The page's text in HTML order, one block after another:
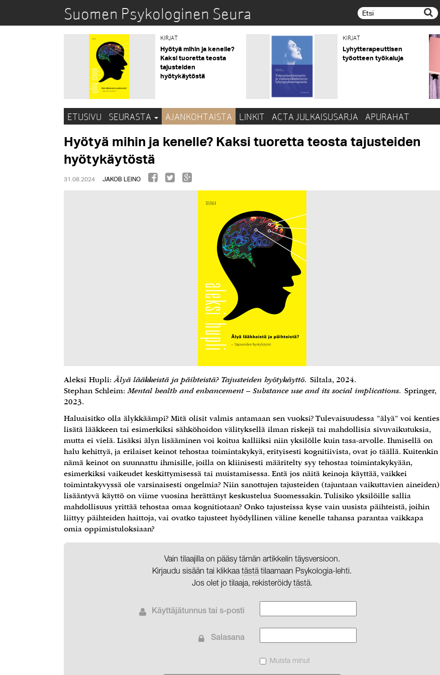
Etsi...
Suomen Psykologinen Seura
KIRJAT
Hyötyä mihin ja kenelle?
Kaksi tuoretta teosta
tajusteiden
hyötykäytöstä
KIRJAT
Lyhytterapeuttisen
työotteen työkaluja
ETUSIVU SEURASTA AJANKOHTAISTA LINKIT ACTA JULKAISUSARJA APURAHAT
Hyötyä mihin ja kenelle? Kaksi tuoretta teosta tajusteiden
hyötykäytöstä
31.08.2024 JAKOB LEINO
Aleksi Hupli:Älyä lääkkeistä ja päihteistä? Tajusteiden hyötykäyttö. Siltala, 2024.
Stephan Schleim:Mental health and enhancement – Substance use and its social implications. Springer,
2023.
Haluaisitko olla älykkäämpi? Mitä olisit valmis antamaan sen vuoksi? Tulevaisuudessa ”älyä” voi kenties
lisätä lääkkeen tai esimerkiksi sähköhoidon välityksellä ilman riskejä tai mahdollisia sivuvaikutuksia,
mutta ei vielä. Lisäksi älyn lisääminen voi koitua kalliiksi niin yksilölle kuin tasa-arvolle. Ihmisellä on
halu kehittyä, ja erilaiset keinot tehostaa toimintakykyä, erityisesti kognitiivista, ovat jo täällä. Kuitenkin
nämä keinot on suunnattu ihmisille, joilla on kliinisesti määritelty syy tehostaa toimintakykyään,
esimerkiksi vaikeudet keskittymisessä tai muistamisessa. Entä jos näitä keinoja käyttää, vaikkei
toimintakyvyssä ole varsinaisesti ongelmia? Niin sanottujen tajusteiden (tajuntaan vaikuttavien aineiden)
lisääntyvä käyttö on viime vuosina herättänyt keskustelua Suomessakin. Tulisiko yksilöille sallia
mahdollisuus yrittää tehostaa omaa kognitiotaan? Onko tajusteissa kyse vain uusista päihteistä, joihin
liittyy päihteiden haittoja, vai ovatko tajusteet hyödyllinen väline kenelle tahansa parantaa vaikkapa
omia oppimistuloksiaan?
Vain tilaajilla on pääsy tämän artikkelin täysversioon.
Kirjaudu sisään tai klikkaatästä tilaamaan Psykologia-lehti.
Jos olet jo tilaaja, rekisteröidytästä.
Käyttäjätunnus tai s-posti
Salasana
Muista minut